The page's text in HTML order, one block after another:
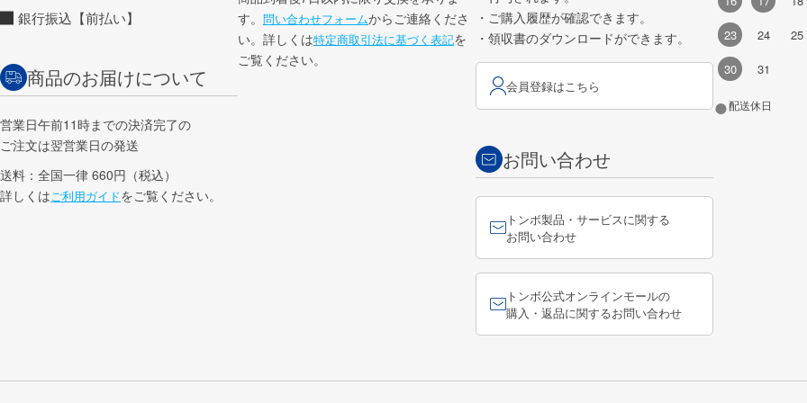
銀行振込【前払い】
商品のお届けについて
営業日午前11時までの決済完了の
ご注文は翌営業日の発送
送料：全国一律 660円（税込）
詳しくはご利用ガイドをご覧ください。
す。 問い合わせフォームからご連絡くださ
い。詳しくは特定商取引法に基づく表記を
ご覧ください。
・ご購入履歴が確認できます。
・領収書のダウンロードができます。
会員登録はこちら
お問い合わせ
トンボ製品・サービスに関する
お問い合わせ
トンボ公式オンラインモールの
購入・返品に関するお問い合わせ
23
24 25
30
31
●配送休日